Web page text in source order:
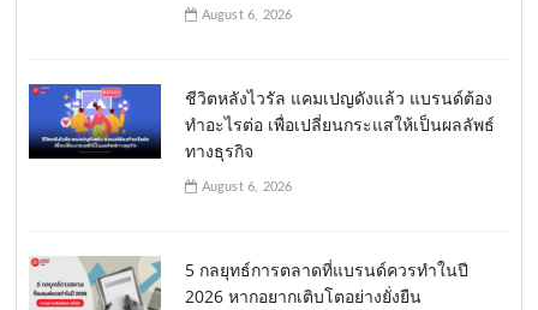
August 6, 2026
ชีวิตหลังไวรัล แคมเปญดังแล้ว แบรนด์ต้อง
ทำอะไรต่อ เพื่อเปลี่ยนกระแสให้เป็นผลลัพธ์
ทางธุรกิจ
August 6, 2026
5 กลยุทธ์การตลาดที่แบรนด์ควรทำในปี
2026 หากอยากเติบโตอย่างยั่งยืน